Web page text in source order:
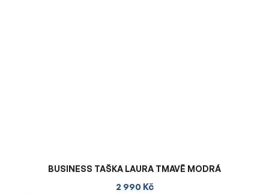
BUSINESS TAŠKA LAURA TMAVĚ MODRÁ
2 990 Kč